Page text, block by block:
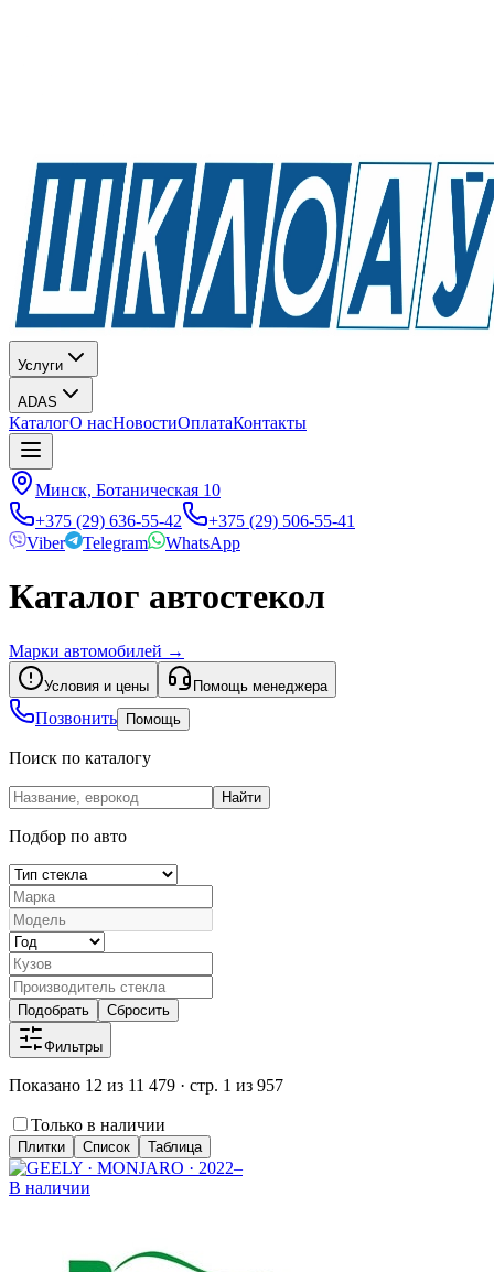
Услуги
ADAS
КаталогО насНовостиОплатаКонтакты
Минск, Ботаническая 10
+375 (29) 636-55-42
+375 (29) 506-55-41
Viber
Telegram WhatsApp
Каталог автостекол
Марки автомобилей →
Условия и цены Помощь менеджера
Позвонить Помощь
Поиск по каталогу
Найти
Подбор по авто
Подобрать Сбросить
Фильтры
Показано 12 из 11 479 · стр. 1 из 957
Только в наличии
Плитки Список Таблица
В наличии